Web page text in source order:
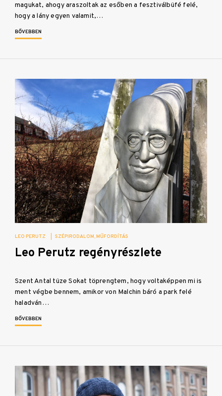
magukat, ahogy araszoltak az esőben a fesztiválbüfé felé,
hogy a lány egyen valamit,…
BŐVEBBEN
LEO PERUTZ SZÉPIRODALOM MŰFORDÍTÁS
Leo Perutz regényrészlete
Szent Antal tüze Sokat töprengtem, hogy voltaképpen mi is
ment végbe bennem, amikor von Malchin báró a park felé
haladván…
BŐVEBBEN